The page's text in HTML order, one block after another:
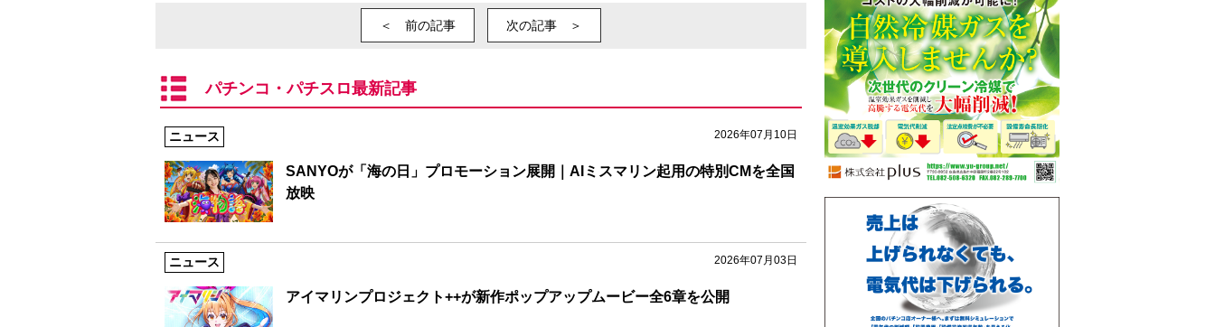
＜ 前の記事 次の記事 ＞
パチンコ・パチスロ最新記事
2026年07月10日
ニュース
SANYOが「海の日」プロモーション展開｜AIミスマリン起用の特別CMを全国
放映
2026年07月03日
ニュース
アイマリンプロジェクト++が新作ポップアップムービー全6章を公開